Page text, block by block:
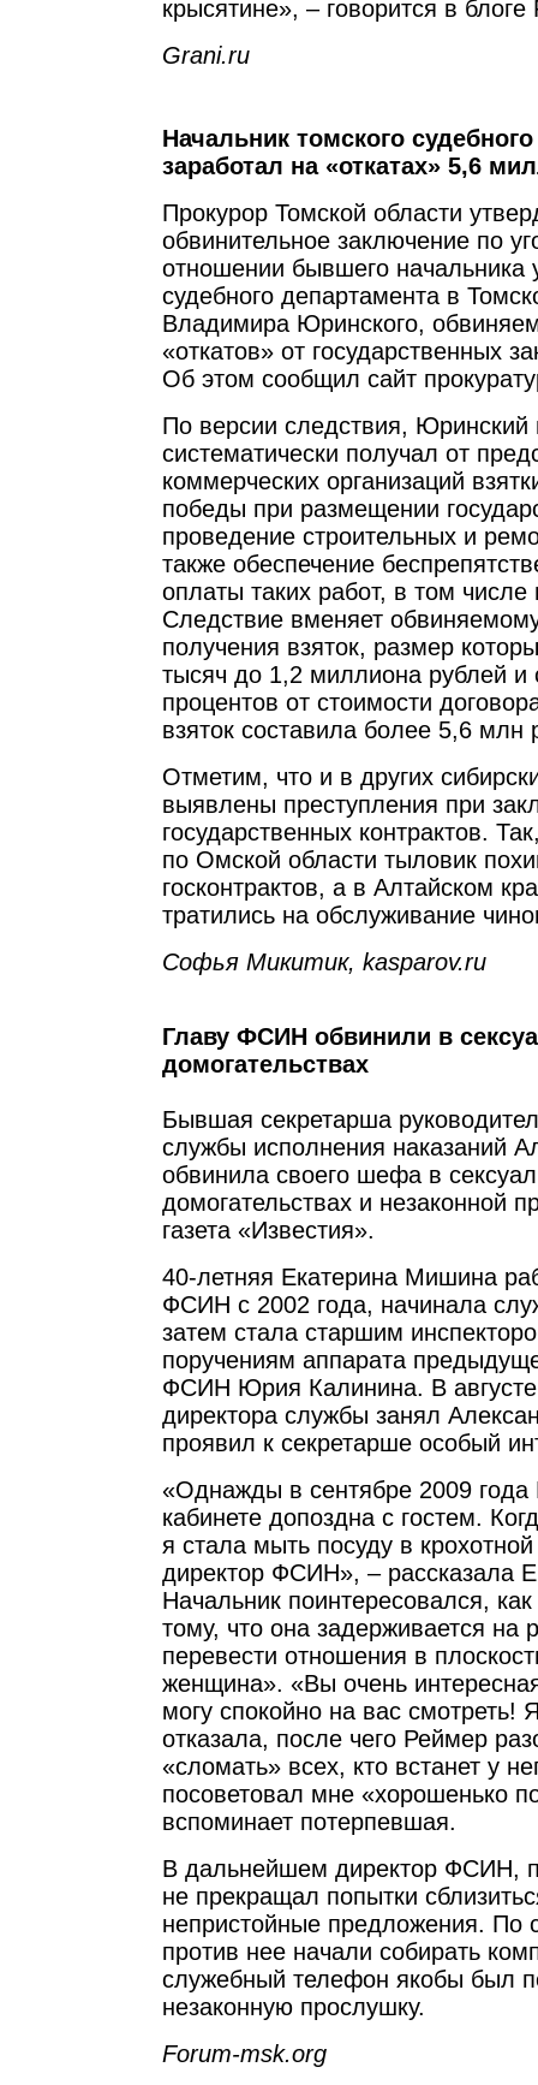
крысятине», – говорится в блоге
Grani.ru
Начальник томского
заработал на «откатах» 5,6
Прокурор Томской области
обвинительное заключение по
отношении бывшего начальника
судебного департамента в
Владимира Юринского,
«откатов» от государственных
Об этом сообщил сайт
По версии следствия, Юринский
систематически получал от
коммерческих организаций
победы при размещении
проведение строительных и
также обеспечение
оплаты таких работ, в том
Следствие вменяет
получения взяток, размер
тысяч до 1,2 миллиона рублей и
процентов от стоимости
взяток составила более 5,6 млн
Отметим, что и в других
выявлены преступления при
государственных контрактов.
по Омской области тыловик
госконтрактов, а в Алтайском
тратились на обслуживание
Софья Микитик, kasparov.ru
Главу ФСИН обвинили в
домогательствах
Бывшая секретарша
службы исполнения наказаний
обвинила своего шефа в
домогательствах и незаконной
газета «Известия».
40-летняя Екатерина Мишина
ФСИН с 2002 года, начинала
затем стала старшим
поручениям аппарата
ФСИН Юрия Калинина. В
директора службы занял
проявил к секретарше особый
«Однажды в сентябре 2009 года
кабинете допоздна с гостем.
я стала мыть посуду в
директор ФСИН», – рассказала
Начальник поинтересовался,
тому, что она задерживается на
перевести отношения в
женщина». «Вы очень
могу спокойно на вас смотреть!
отказала, после чего Реймер
«сломать» всех, кто встанет у
посоветовал мне «хорошенько
вспоминает потерпевшая.
В дальнейшем директор ФСИН,
не прекращал попытки
непристойные предложения. По
против нее начали собирать
служебный телефон якобы был
незаконную прослушку.
Forum-msk.org